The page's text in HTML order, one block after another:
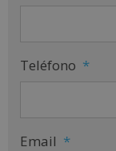
Teléfono *
Email *